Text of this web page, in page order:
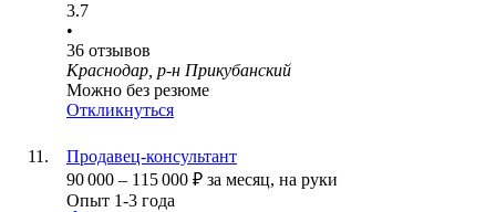
3.7
•
36 отзывов
Краснодар, р-н Прикубанский
Можно без резюме
Откликнуться
Продавец-консультант
90 000 – 115 000 ₽ за месяц, на руки
Опыт 1-3 года